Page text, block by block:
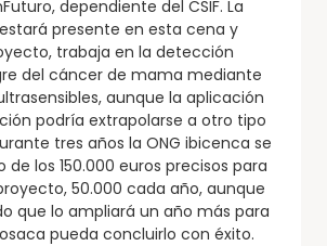
dependiente del CSIF. La
presente en esta cena y
trabaja en la detección
del cáncer de mama mediante
aunque la aplicación
podría extrapolarse a otro tipo
tres años la ONG ibicenca se
los 150.000 euros precisos para
50.000 cada año, aunque
que lo ampliará un año más para
pueda concluirlo con éxito.